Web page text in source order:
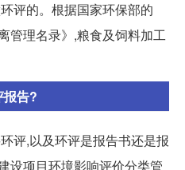
评的。根据国家环保部的
管理名录》,粮食及饲料加工
报告?
评,以及环评是报告书还是报
设项目环境影响评价分类管